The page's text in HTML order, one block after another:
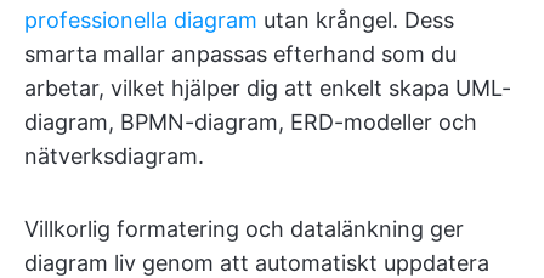
professionella diagram utan krångel. Dess
smarta mallar anpassas efterhand som du
arbetar, vilket hjälper dig att enkelt skapa UML-
diagram, BPMN-diagram, ERD-modeller och
nätverksdiagram.
Villkorlig formatering och datalänkning ger
diagram liv genom att automatiskt uppdatera